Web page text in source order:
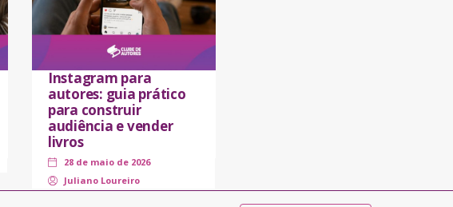
Instagram para
autores: guia prático
para construir
audiência e vender
livros
28 de maio de 2026
Juliano Loureiro